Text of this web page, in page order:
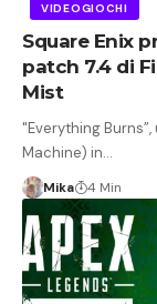
VIDEOGIOCHI
Square Enix
patch 7.4 di
Mist
"Everything
Machine) in…
Mika 4 Min